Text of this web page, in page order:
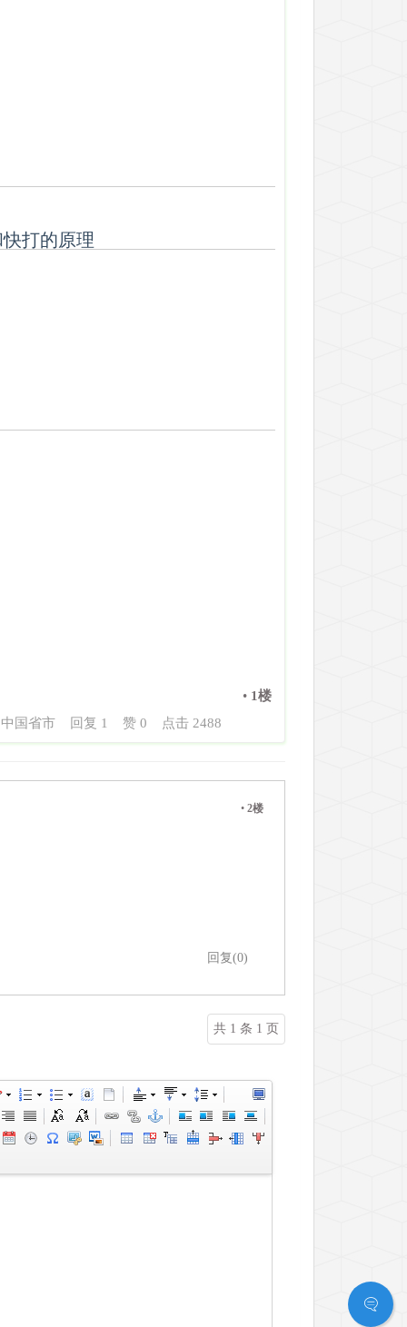
打的原理
• 1楼
国省市
回复 1 赞 0 点击 2488
• 2楼
回复(0)
共 1 条 1 页